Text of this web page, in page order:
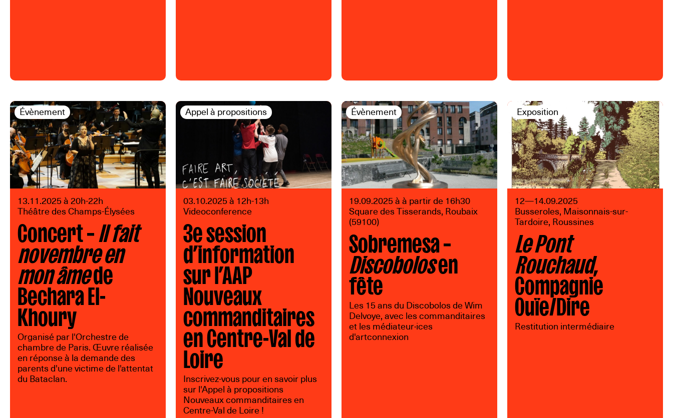
Évènement
13.11.2025 à 20h-22h
Théâtre des Champs-Élysées
Concert –Il fait
novembre en
mon âmede
Bechara El-
Khoury
Organisé par l'Orchestre de
chambre de Paris. Œuvre réalisée
en réponse à la demande des
parents d'une victime de l'attentat
du Bataclan.
Appel à propositions
03.10.2025 à 12h-13h
Videoconference
3e session
d’information
sur l’AAP
Nouveaux
commanditaires
en Centre-Val de
Loire
Inscrivez-vous pour en savoir plus
sur l'Appel à propositions
Nouveaux commanditaires en
Centre-Val de Loire !
Évènement
19.09.2025 à à partir de 16h30
Square des Tisserands, Roubaix
(59100)
Sobremesa –
Discobolosen
fête
Les 15 ans du Discobolos de Wim
Delvoye, avec les commanditaires
et les médiateur·ices
d'artconnexion
Exposition
12—14.09.2025
Busseroles, Maisonnais-sur-
Tardoire, Roussines
Le Pont
Rouchaud,
Compagnie
Ouïe/Dire
Restitution intermédiaire